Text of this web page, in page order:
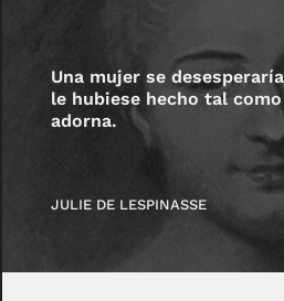
Una mujer se
le hubiese hecho tal
adorna.
JULIE DE LESPINASSE